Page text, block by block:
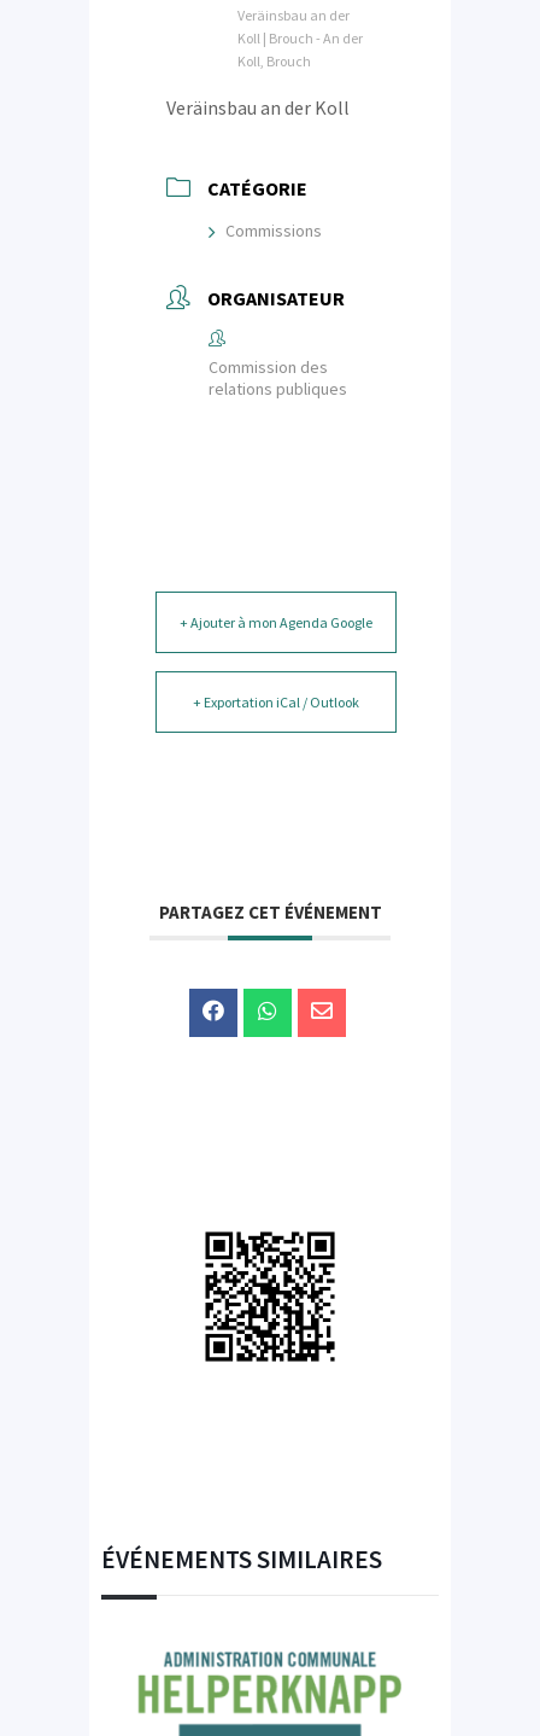
Veräinsbau an der
Koll | Brouch - An der
Koll, Brouch
Veräinsbau an der Koll
CATÉGORIE
Commissions
ORGANISATEUR
Commission des
relations publiques
+ Ajouter à mon Agenda Google
+ Exportation iCal / Outlook
PARTAGEZ CET ÉVÉNEMENT
ÉVÉNEMENTS SIMILAIRES